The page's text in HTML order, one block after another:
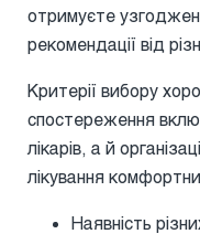
отримуєте
рекомендації від
Критерії вибору
спостереження
лікарів, а й
лікування
Наявність